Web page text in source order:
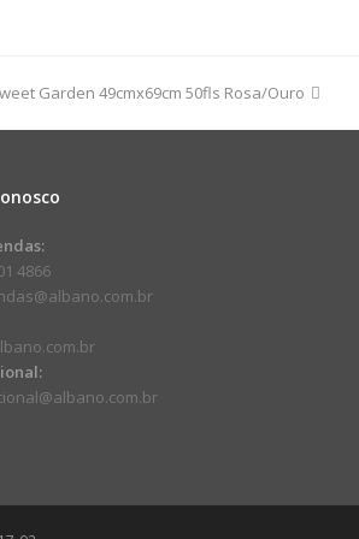
Garden 49cmx69cm 50fls Rosa/Ouro
4866